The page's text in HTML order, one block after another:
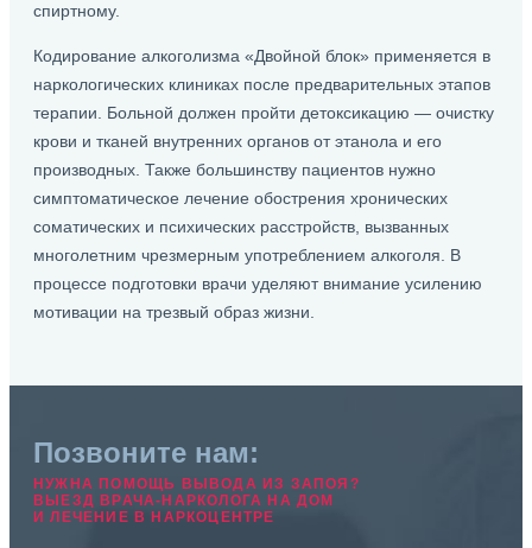
спиртному.
Кодирование алкоголизма «Двойной блок» применяется в
наркологических клиниках после предварительных этапов
терапии. Больной должен пройти детоксикацию — очистку
крови и тканей внутренних органов от этанола и его
производных. Также большинству пациентов нужно
симптоматическое лечение обострения хронических
соматических и психических расстройств, вызванных
многолетним чрезмерным употреблением алкоголя. В
процессе подготовки врачи уделяют внимание усилению
мотивации на трезвый образ жизни.
Позвоните нам:
НУЖНА ПОМОЩЬ ВЫВОДА ИЗ ЗАПОЯ?
ВЫЕЗД ВРАЧА-НАРКОЛОГА НА ДОМ
И ЛЕЧЕНИЕ В НАРКОЦЕНТРЕ